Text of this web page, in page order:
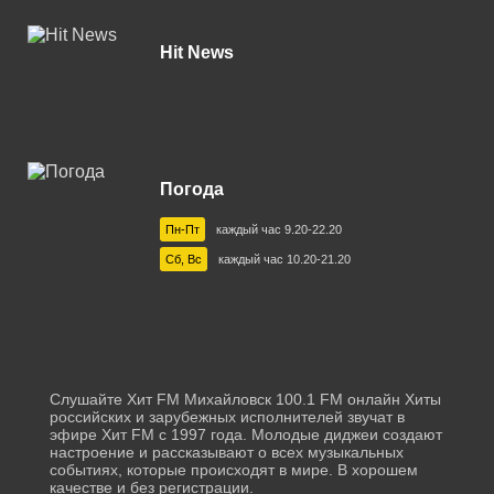
Калуга 103.6 FM
Карачаевск 73.28 УКВ
Кемерово 107.3 FM
Кострома 104.0 FM
Котлас 107.0 FM
Краснодар 104.2 FM
Hit News
Погода
Пн-Пт каждый час 9.20-22.20
Сб, Вс каждый час 10.20-21.20
Слушайте Хит FM Михайловск 100.1 FM онлайн Хиты
российских и зарубежных исполнителей звучат в
эфире Хит FM с 1997 года. Молодые диджеи создают
настроение и рассказывают о всех музыкальных
событиях, которые происходят в мире. В хорошем
качестве и без регистрации.